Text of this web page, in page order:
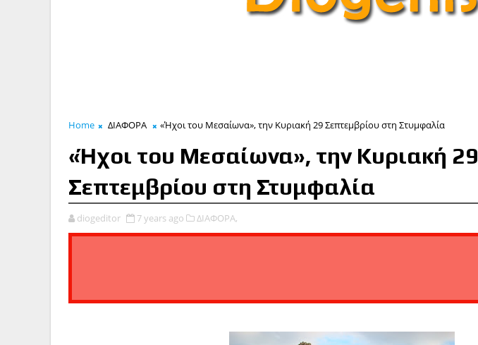
Home ΔΙΑΦΟΡΑ «Ήχοι του Μεσαίωνα», την Κυριακή 29 Σεπτεμβρίου στη Στυμφαλία
«Ήχοι του Μεσαίωνα», την Κυριακή 29
Σεπτεμβρίου στη Στυμφαλία
diogeditor 7 years ago ΔΙΑΦΟΡΑ,